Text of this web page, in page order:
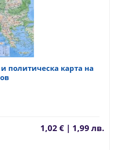
политическа карта на
1,02 € | 1,99 лв.